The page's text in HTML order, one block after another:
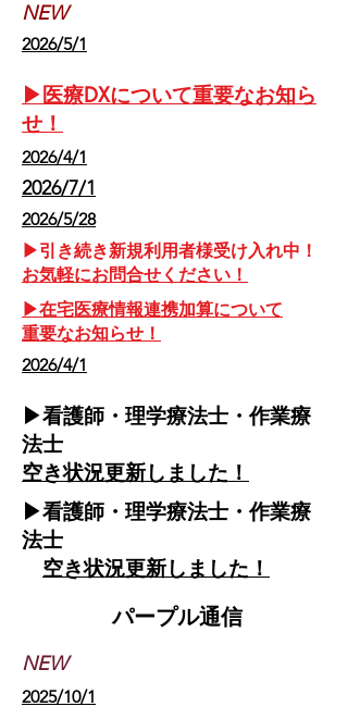
​NEW
​2026/5/1
▶医療DXについて重要なお知ら
せ！
​2026/4/1
2026/7/1
​2026/5/28
▶引き続き新規利用者様受け入れ中！
お気軽にお問合せください！
▶在宅医療情報連携加算について​
​重要なお知らせ！
​2026/4/1
▶​看護師・理学療法士・作業療
法士
空き状況更新しました！
​▶看護師・理学療法士・作業療
法士
空き状況更新しました！
​パープル通信
​NEW
2025/10/1